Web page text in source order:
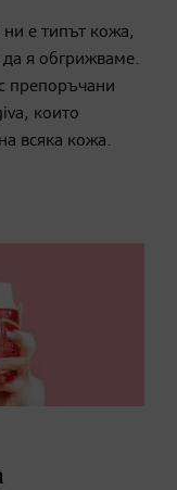
е типът кожа,
я обгрижваме.
препоръчани
които
всяка кожа.